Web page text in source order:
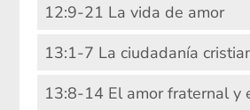
12:9-21 La vida de amor
13:1-7 La ciudadanía
13:8-14 El amor fraternal y